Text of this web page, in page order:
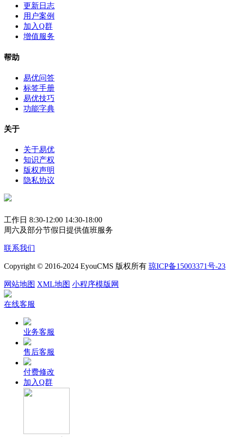
更新日志
用户案例
加入Q群
增值服务
帮助
易优问答
标签手册
易优技巧
功能字典
关于
关于易优
知识产权
版权声明
隐私协议
工作日 8:30-12:00 14:30-18:00
周六及部分节假日提供值班服务
联系我们
Copyright © 2016-2024 EyouCMS 版权所有 琼ICP备15003371号-23
网站地图 XML地图 小程序模版网
在线客服
业务客服
售后客服
付费修改
加入Q群